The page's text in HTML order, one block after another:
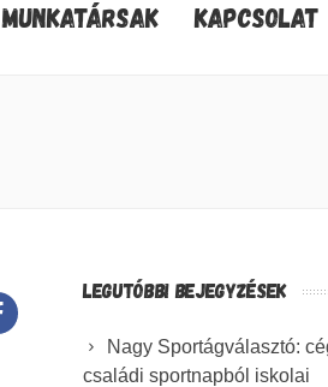
MUNKATÁRSAK KAPCSOLAT
LEGUTÓBBI BEJEGYZÉSEK
Nagy Sportágválasztó:
családi sportnapból iskolai